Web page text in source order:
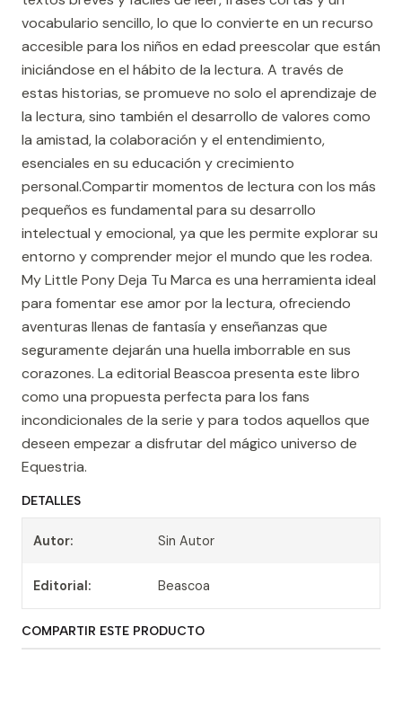
vocabulario sencillo, lo que lo convierte en un recurso
accesible para los niños en edad preescolar que están
iniciándose en el hábito de la lectura. A través de
estas historias, se promueve no solo el aprendizaje de
la lectura, sino también el desarrollo de valores como
la amistad, la colaboración y el entendimiento,
esenciales en su educación y crecimiento
personal.Compartir momentos de lectura con los más
pequeños es fundamental para su desarrollo
intelectual y emocional, ya que les permite explorar su
entorno y comprender mejor el mundo que les rodea.
My Little Pony Deja Tu Marca es una herramienta ideal
para fomentar ese amor por la lectura, ofreciendo
aventuras llenas de fantasía y enseñanzas que
seguramente dejarán una huella imborrable en sus
corazones. La editorial Beascoa presenta este libro
como una propuesta perfecta para los fans
incondicionales de la serie y para todos aquellos que
deseen empezar a disfrutar del mágico universo de
Equestria.
DETALLES
Autor: Sin Autor
Editorial: Beascoa
COMPARTIR ESTE PRODUCTO